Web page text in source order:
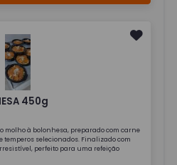
450g
molho à bolonhesa, preparado com carne
temperos selecionados. Finalizado com
perfeito para uma refeição